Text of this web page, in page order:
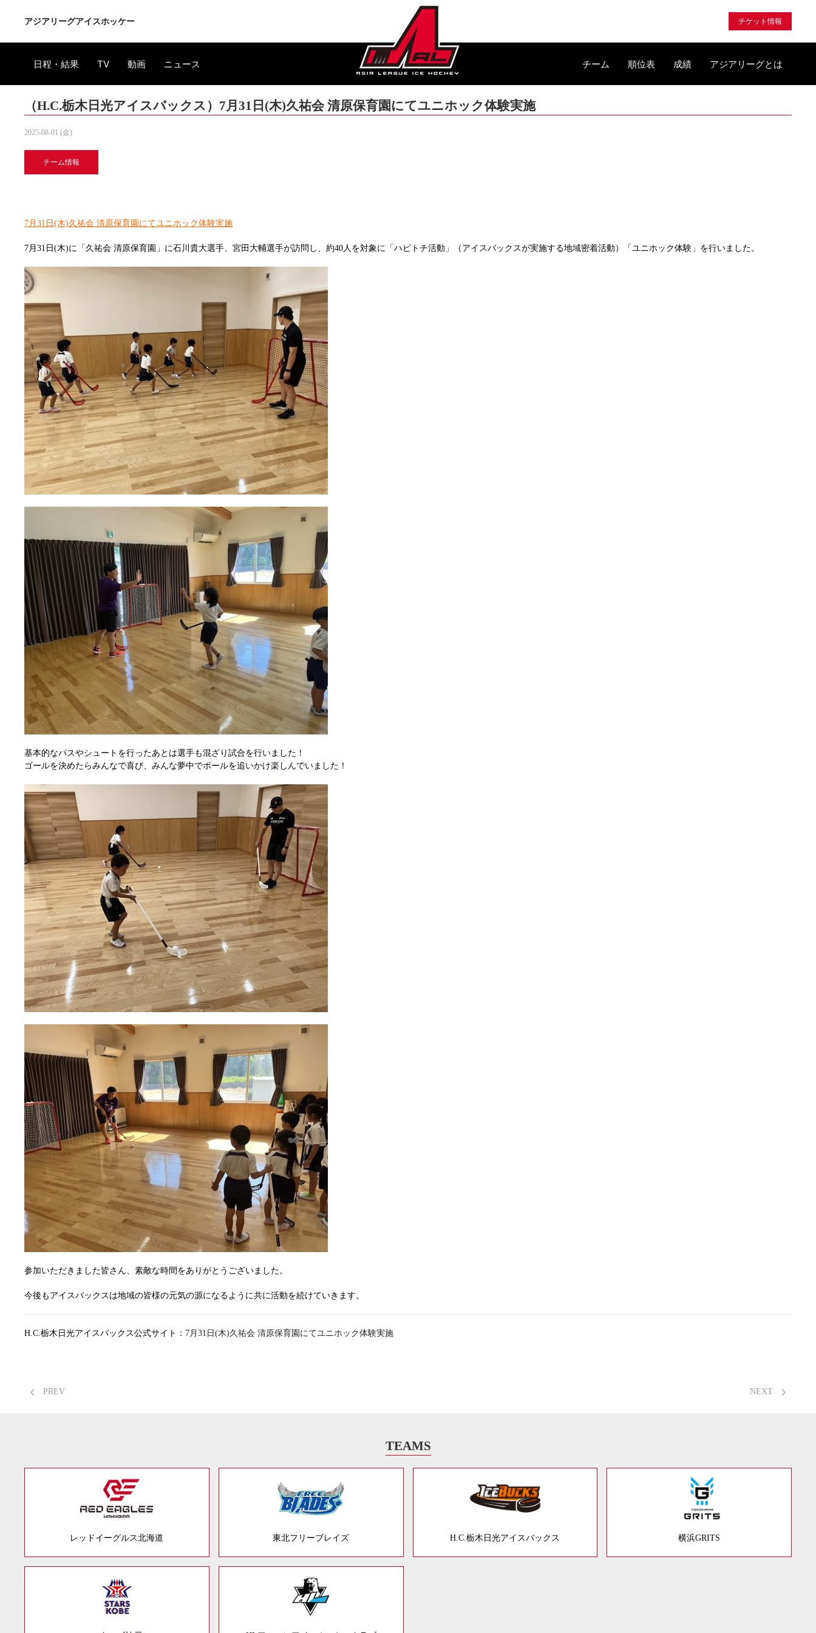
アジアリーグアイスホッケー チケット情報
日程・結果 TV 動画 ニュース チーム 順位表 成績 アジアリーグとは
（H.C.栃木日光アイスバックス）7月31日(木)久祐会 清原保育園にてユニホック体験実施
2025-08-01 (金)
チーム情報
7月31日(木)久祐会 清原保育園にてユニホック体験実施
7月31日(木)に「久祐会 清原保育園」に石川貴大選手、宮田大輔選手が訪問し、約40人を対象に「ハピトチ活動」（アイスバックスが実施する地域密着活動）「ユニホック体験」を行いました。
基本的なパスやシュートを行ったあとは選手も混ざり試合を行いました！
ゴールを決めたらみんなで喜び、みんな夢中でボールを追いかけ楽しんでいました！
参加いただきました皆さん、素敵な時間をありがとうございました。
今後もアイスバックスは地域の皆様の元気の源になるように共に活動を続けていきます。
H.C.栃木日光アイスバックス公式サイト： 7月31日(木)久祐会 清原保育園にてユニホック体験実施
PREV NEXT
TEAMS
レッドイーグルス北海道 東北フリーブレイズ H.C.栃木日光アイスバックス 横浜GRITS